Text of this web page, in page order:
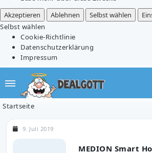
Akzeptieren
Ablehnen Selbst wählen
Selbst wählen
Cookie-Richtlinie
Datenschutzerklärung
Impressum
Startseite
MEDION Smart
9. Juli 2019